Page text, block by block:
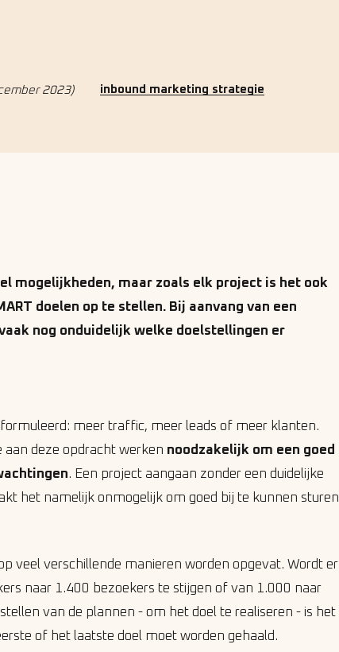
2023) inbound marketing strategie
mogelijkheden, maar zoals elk project is het ook
doelen op te stellen. Bij aanvang van een
nog onduidelijk welke doelstellingen er
meer traffic, meer leads of meer klanten.
aan deze opdracht werken noodzakelijk om een goed
. Een project aangaan zonder een duidelijke
het namelijk onmogelijk om goed bij te kunnen sturen
veel verschillende manieren worden opgevat. Wordt er
naar 1.400 bezoekers te stijgen of van 1.000 naar
van de plannen - om het doel te realiseren - is het
of het laatste doel moet worden gehaald.